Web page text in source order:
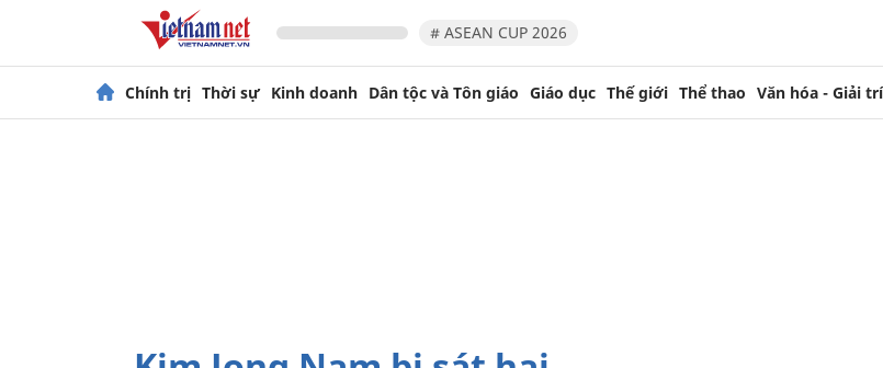
# ASEAN CUP 2026
Chính trị Thời sự Kinh doanh Dân tộc và Tôn giáo Giáo dục Thế giới Thể thao Văn hóa - Giải trí